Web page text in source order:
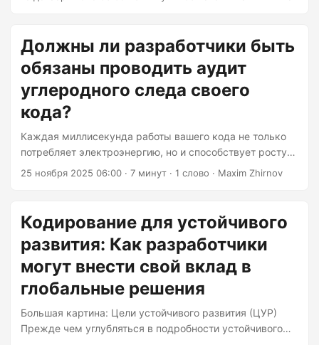
коммуникационных технологий отвечает за
приблизительно 4% глобальных выбросов парниковых
газов — это эквивалентно всей авиационной
промышленности. И ситуация ухудшается. Прогнозы
предполагают, что к 2040 году этот показатель может
взлететь до 14%, если мы фундаментально не изменим
подход к разработке программного обеспечения....
Должны ли разработчики быть
обязаны проводить аудит
углеродного следа своего
кода?
Каждая миллисекунда работы вашего кода не только
потребляет электроэнергию, но и способствует росту
вычислительного углеродного следа, который
загвоздка: большинство разработчиков не смогут точно
сказать, какой углеродный след оставляет их код,
даже если от этого будет зависеть его внедрение. Мы
десятилетиями зацикливались на показателях
производительности, аудитах безопасности и качестве
кода, но выбросы углекислого газа как-то оставались в
тени, воспринимались как экологическая проблема,
которая касается чьего-то другого рабочего стола....
25 ноября 2025 06:00 · 7 минут · 1 слово · Maxim Zhirnov
Кодирование для устойчивого
развития: Как разработчики
могут внести свой вклад в
глобальные решения
Большая картина: Цели устойчивого развития (ЦУР)
Прежде чем углубляться в подробности устойчивого